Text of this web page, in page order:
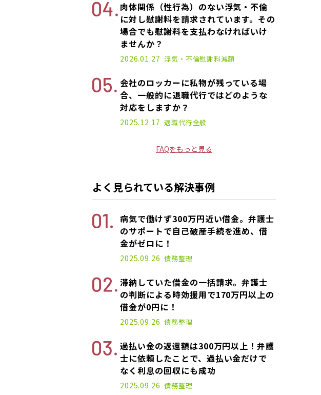
肉体関係（性行為）のない浮気・不倫
に対し慰謝料を請求されています。その
場合でも慰謝料を支払わなければいけ
ませんか？
2026.01.27 浮気・不倫慰謝料減額
会社のロッカーに私物が残っている場
合、一般的に退職代行ではどのような
対応をしますか？
2025.12.17 退職代行全般
FAQをもっと見る
よく見られている解決事例
病気で働けず300万円近い借金。弁護士
のサポートで自己破産手続を進め、借
金がゼロに！
2025.09.26 債務整理
滞納していた借金の一括請求。弁護士
の判断による時効援用で170万円以上の
借金が0円に！
2025.09.26 債務整理
過払い金の返還額は300万円以上！弁護
士に依頼したことで、過払い金だけで
なく利息の回収にも成功
2025.09.26 債務整理